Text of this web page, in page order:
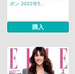
ポン 2022年5...
購入